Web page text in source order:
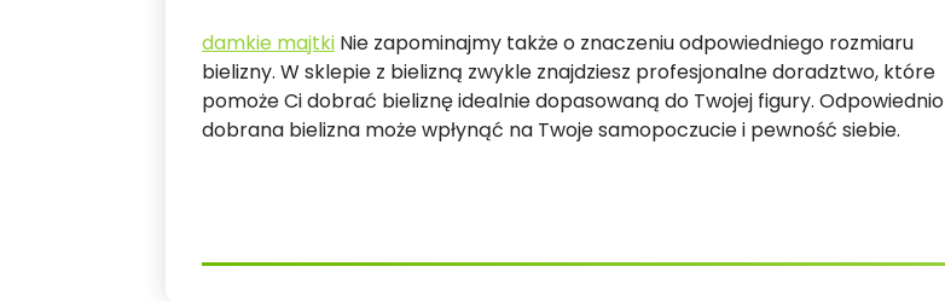
damkie majtki Nie zapominajmy także o znaczeniu odpowiedniego rozmiaru
bielizny. W sklepie z bielizną zwykle znajdziesz profesjonalne doradztwo, które
pomoże Ci dobrać bieliznę idealnie dopasowaną do Twojej figury. Odpowiednio
dobrana bielizna może wpłynąć na Twoje samopoczucie i pewność siebie.